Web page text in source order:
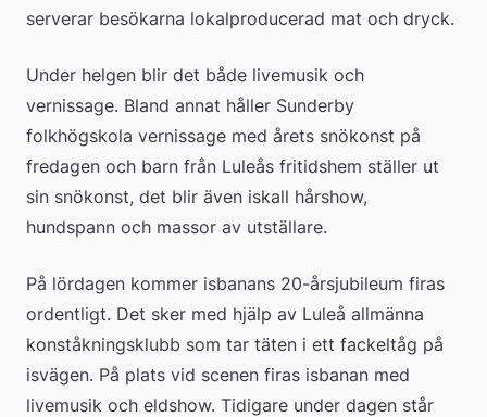
serverar besökarna lokalproducerad mat och dryck.
Under helgen blir det både livemusik och
vernissage. Bland annat håller Sunderby
folkhögskola vernissage med årets snökonst på
fredagen och barn från Luleås fritidshem ställer ut
sin snökonst, det blir även iskall hårshow,
hundspann och massor av utställare.
På lördagen kommer isbanans 20-årsjubileum firas
ordentligt. Det sker med hjälp av Luleå allmänna
konståkningsklubb som tar täten i ett fackeltåg på
isvägen. På plats vid scenen firas isbanan med
livemusik och eldshow. Tidigare under dagen står